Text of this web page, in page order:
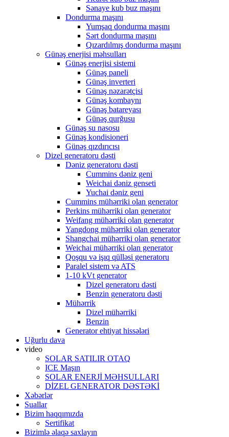
Sənaye kub buz maşını
Dondurma maşını
Yumşaq dondurma maşını
Sərt dondurma maşını
Qızardılmış dondurma maşını
Günəş enerjisi məhsulları
Günəş enerjisi sistemi
Günəş paneli
Günəş inverteri
Günəş nəzarətçisi
Günəş kombaynı
Günəş batareyası
Günəş qurğusu
Günəş su nasosu
Günəş kondisioneri
Günəş qızdırıcısı
Dizel generatoru dəsti
Dəniz generatoru dəsti
Cummins dəniz geni
Weichai dəniz genseti
Yuchai dəniz geni
Cummins mühərriki olan generator
Perkins mühərriki olan generator
Weifang mühərriki olan generator
Yangdong mühərriki olan generator
Shangchai mühərriki olan generator
Weichai mühərriki olan generator
Qoşqu və işıq qülləsi generatoru
Paralel sistem və ATS
1-10 kVt generator
Dizel generatoru dəsti
Benzin generatoru dəsti
Mühərrik
Dizel mühərriki
Benzin
Generator ehtiyat hissələri
Uğurlu dava
video
SOLAR SATILIR OTAQ
ICE Maşın
SOLAR ENERJİ MƏHSULLARI
DİZEL GENERATOR DƏSTƏKİ
Xəbərlər
Suallar
Bizim haqqımızda
Sertifikat
Bizimlə əlaqə saxlayın